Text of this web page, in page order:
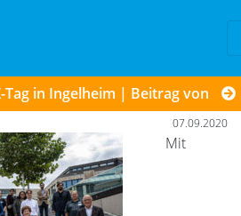
in Ingelheim | Beitrag von
07.09.2020
Mit